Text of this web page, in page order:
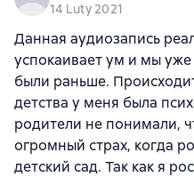
14 Luty 2021
Данная аудиозапись
успокаивает ум и мы
были раньше.
детства у меня была
родители не понимали,
огромный страх, когда
детский сад. Так как я